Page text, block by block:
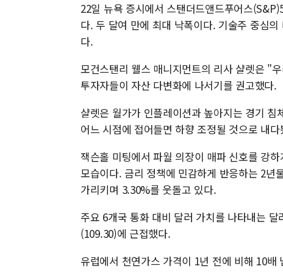
22일 뉴욕 증시에서 스탠더드앤드푸어스
다. 두 달여 만에 최대 낙폭이다. 기술주 중심
다.
모건스탠리 웰스 매니지먼트의 리사 샬렛은 "
투자자들이 자산 다변화에 나서기를 권고했다.
샬렛은 월가가 인플레이션과 높아지는 경기
어느 시점에 접어들면 하향 조정될 것으로 내다
잭슨홀 미팅에서 파월 의장이 매파 신호를 강
모습이다. 금리 정책에 민감하게 반응하는 2
가리키며 3.30%를 웃돌고 있다.
주요 6개국 통화 대비 달러 가치를 나타내는
(109.30)에 근접했다.
유럽에서 천연가스 가격이 1년 전에 비해 10